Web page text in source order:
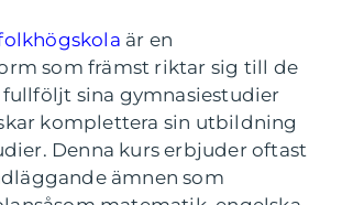
är en
som främst riktar sig till de
sina gymnasiestudier
komplettera sin utbildning
Denna kurs erbjuder oftast
ämnen som